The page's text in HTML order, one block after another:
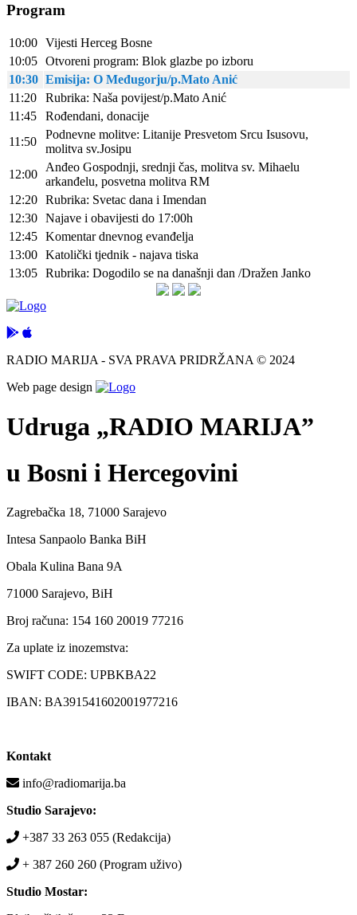
Program
10:00 Vijesti Herceg Bosne
10:05 Otvoreni program: Blok glazbe po izboru
10:30 Emisija: O Međugorju/p.Mato Anić
11:20
Rubrika: Naša povijest/p.Mato Anić
11:45
Rođendani, donacije
11:50
Podnevne molitve: Litanije Presvetom Srcu Isusovu,
molitva sv.Josipu
12:00
Anđeo Gospodnji, srednji čas, molitva sv. Mihaelu
arkanđelu, posvetna molitva RM
12:20 Rubrika: Svetac dana i Imendan
12:30 Najave i obavijesti do 17:00h
12:45 Komentar dnevnog evanđelja
13:00 Katolički tjednik - najava tiska
13:05 Rubrika: Dogodilo se na današnji dan /Dražen Janko
RADIO MARIJA - SVA PRAVA PRIDRŽANA © 2024
Web page design
Udruga „RADIO MARIJA”
u Bosni i Hercegovini
Zagrebačka 18, 71000 Sarajevo
Intesa Sanpaolo Banka BiH
Obala Kulina Bana 9A
71000 Sarajevo, BiH
Broj računa: 154 160 20019 77216
Za uplate iz inozemstva:
SWIFT CODE: UPBKBA22
IBAN: BA391541602001977216
Kontakt
info@radiomarija.ba
Studio Sarajevo:
+387 33 263 055 (Redakcija)
+ 387 260 260 (Program uživo)
Studio Mostar: